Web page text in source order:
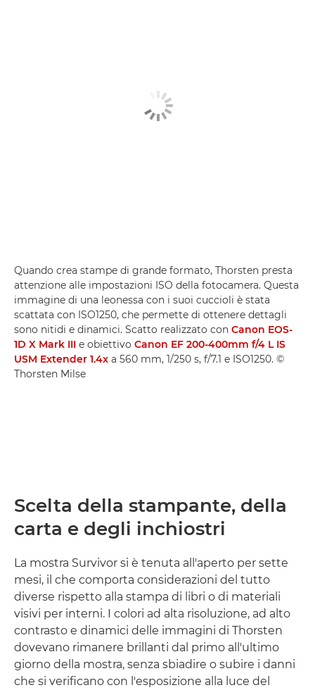
Quando crea stampe di grande formato, Thorsten presta
attenzione alle impostazioni ISO della fotocamera. Questa
immagine di una leonessa con i suoi cuccioli è stata
scattata con ISO1250, che permette di ottenere dettagli
sono nitidi e dinamici. Scatto realizzato con Canon EOS-
1D X Mark III e obiettivo Canon EF 200-400mm f/4 L IS
USM Extender 1.4x a 560 mm, 1/250 s, f/7.1 e ISO1250. ©
Thorsten Milse
Scelta della stampante, della
carta e degli inchiostri
La mostra Survivor si è tenuta all'aperto per sette
mesi, il che comporta considerazioni del tutto
diverse rispetto alla stampa di libri o di materiali
visivi per interni. I colori ad alta risoluzione, ad alto
contrasto e dinamici delle immagini di Thorsten
dovevano rimanere brillanti dal primo all'ultimo
giorno della mostra, senza sbiadire o subire i danni
che si verificano con l'esposizione alla luce del